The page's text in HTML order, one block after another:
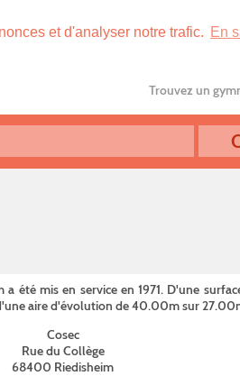
et d'analyser notre trafic. En
Trouvez un
été mis en service en 1971. D'une
aire d'évolution de 40.00m sur
Cosec
Rue du Collège
68400 Riedisheim